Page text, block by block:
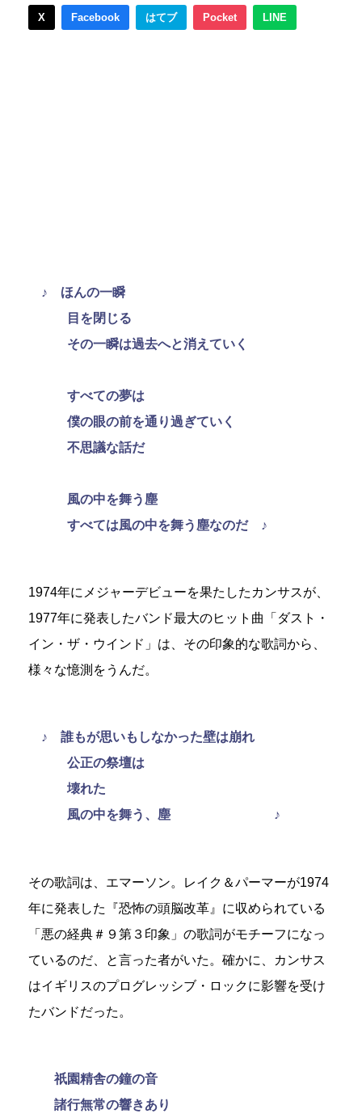
X Facebook はてブ Pocket LINE
♪ ほんの一瞬
目を閉じる
その一瞬は過去へと消えていく
すべての夢は
僕の眼の前を通り過ぎていく
不思議な話だ
風の中を舞う塵
すべては風の中を舞う塵なのだ ♪
1974年にメジャーデビューを果たしたカンサスが、
1977年に発表したバンド最大のヒット曲「ダスト・
イン・ザ・ウインド」は、その印象的な歌詞から、
様々な憶測をうんだ。
♪ 誰もが思いもしなかった壁は崩れ
公正の祭壇は
壊れた
風の中を舞う、塵 ♪
その歌詞は、エマーソン。レイク＆パーマーが1974
年に発表した『恐怖の頭脳改革』に収められている
「悪の経典＃９第３印象」の歌詞がモチーフになっ
ているのだ、と言った者がいた。確かに、カンサス
はイギリスのプログレッシブ・ロックに影響を受け
たバンドだった。
祇園精舎の鐘の音
諸行無常の響きあり